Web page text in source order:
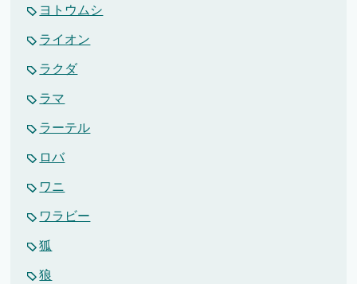
ヨトウムシ
ライオン
ラクダ
ラマ
ラーテル
ロバ
ワニ
ワラビー
狐
狼